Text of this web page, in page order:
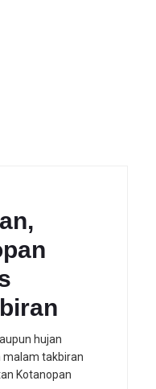
hujan
malam takbiran
Kotanopan